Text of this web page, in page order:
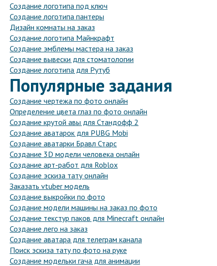
Создание логотипа под ключ
Создание логотипа пантеры
Дизайн комнаты на заказ
Создание логотипа Майнкрафт
Создание эмблемы мастера на заказ
Создание вывески для стоматологии
Создание логотипа для Рутуб
Популярные задания
Создание чертежа по фото онлайн
Определение цвета глаз по фото онлайн
Создание крутой авы для Стандофф 2
Создание аватарок для PUBG Mobi
Создание аватарки Бравл Старс
Создание 3D модели человека онлайн
Создание арт-работ для Roblox
Создание эскиза тату онлайн
Заказать vtuber модель
Создание выкройки по фото
Создание модели машины на заказ по фото
Создание текстур паков для Minecraft онлайн
Создание лего на заказ
Создание аватара для телеграм канала
Поиск эскиза тату по фото на руке
Создание модельки гача для анимации